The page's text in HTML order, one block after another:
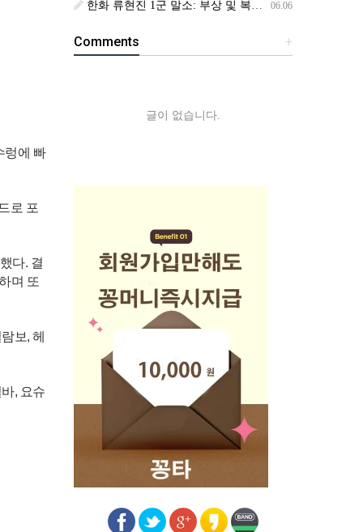
렁에 빠
로 포
다. 결
며 또
보, 헤
, 요슈
06.06
한화 류현진 1군 말소: 부상 및 복귀 일정
+
Comments
글이 없습니다.